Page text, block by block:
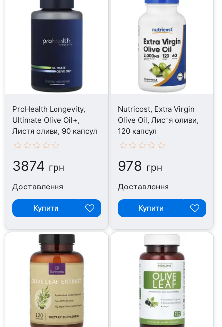
ProHealth Longevity,
Ultimate Olive Oil+,
Листя оливи, 90 капсул
3874 грн
Доставлення
Купити
Nutricost, Extra Virgin
Olive Oil, Листя оливи,
120 капсул
978 грн
Доставлення
Купити